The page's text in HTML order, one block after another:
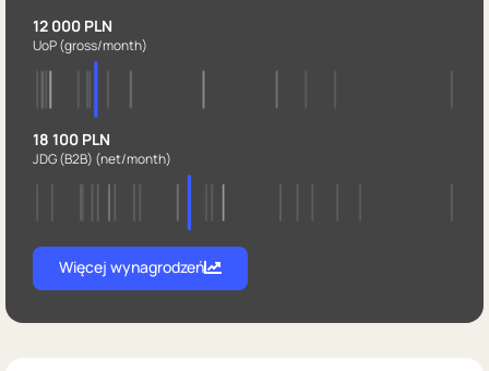
12 000 PLN
UoP(gross/month)
18 100 PLN
JDG (B2B) (net/month)
Więcej wynagrodzeń